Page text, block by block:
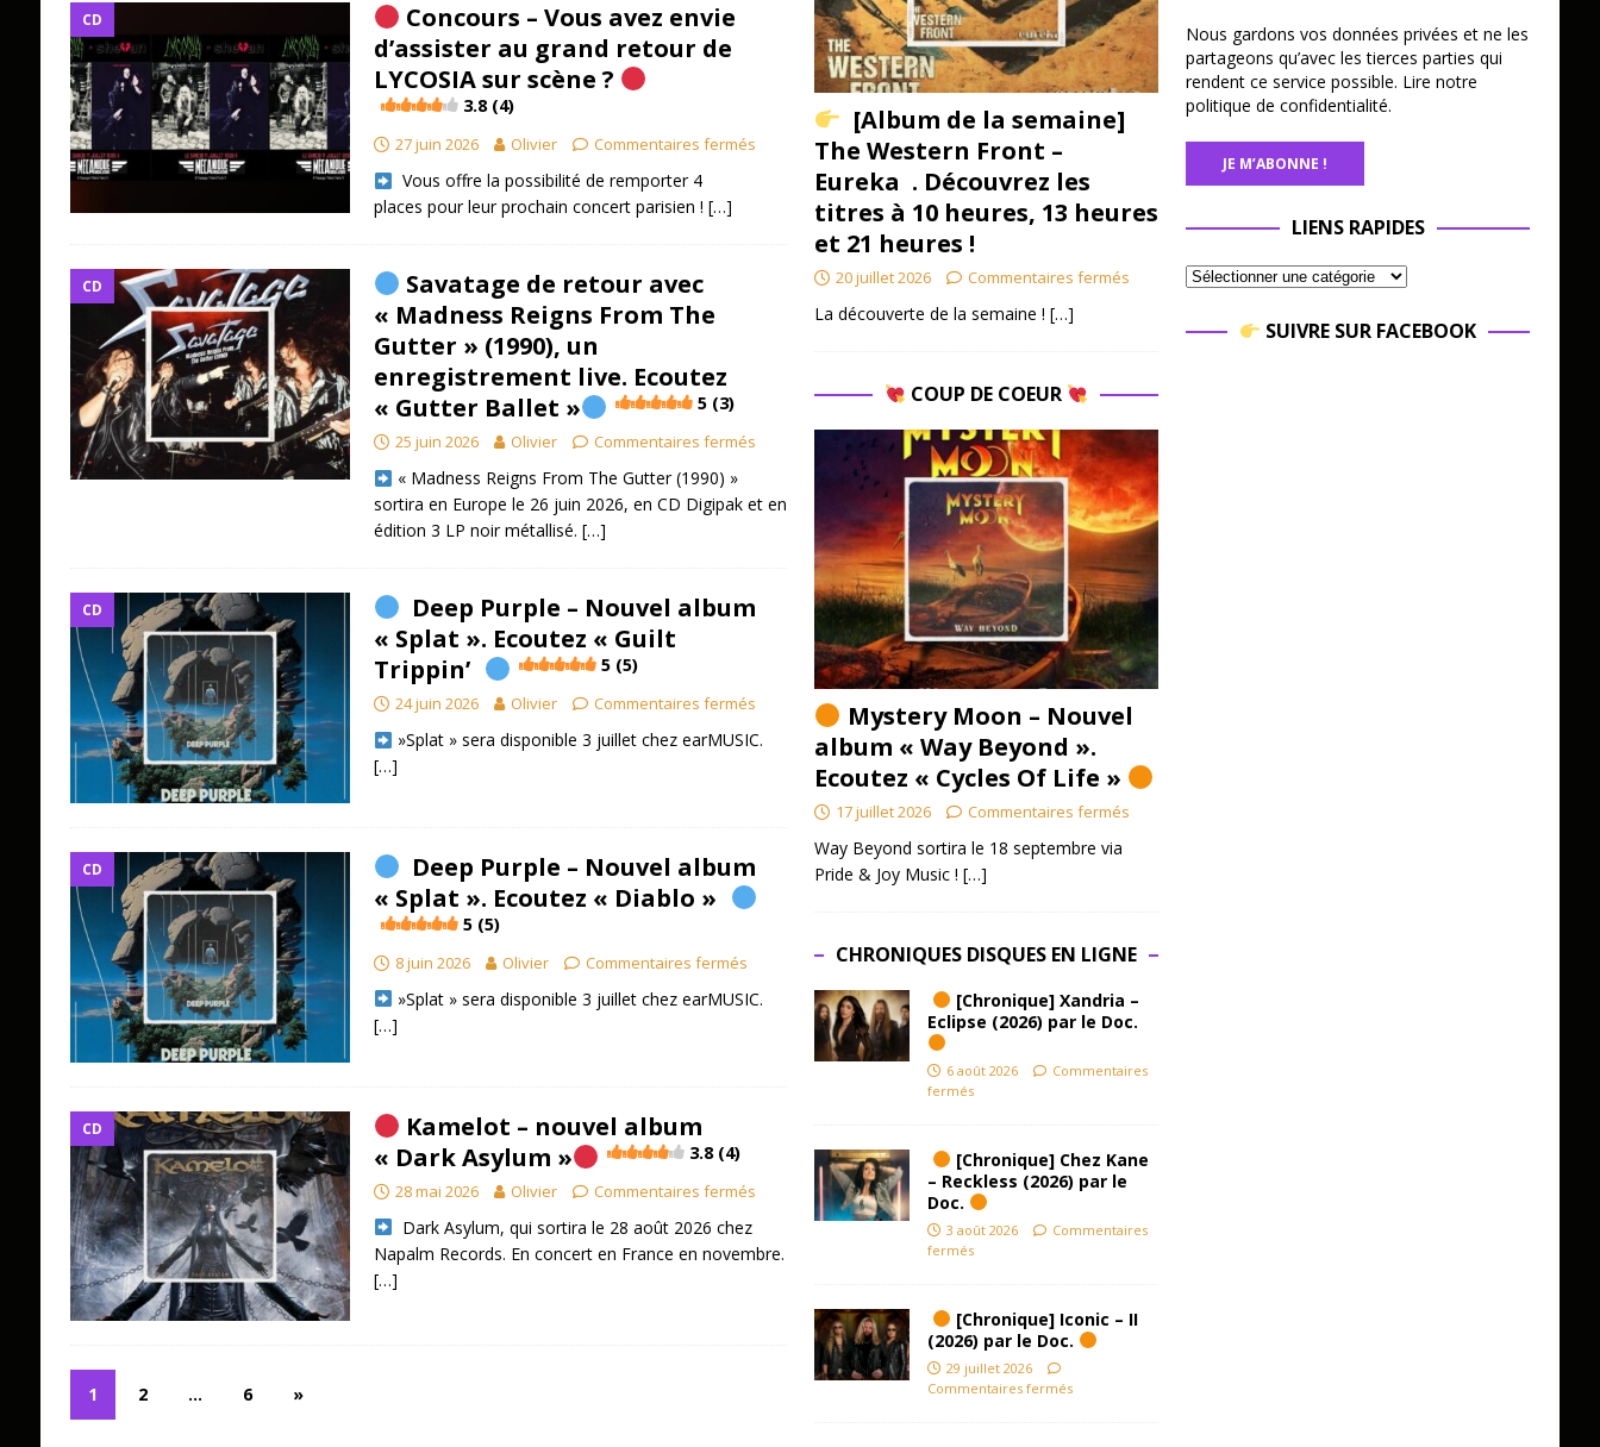
CD
Concours – Vous avez envie
d’assister au grand retour de
LYCOSIA sur scène ?
3.8 (4)
27 juin 2026 Olivier Commentaires fermés
​ Vous offre la possibilité de remporter 4
places pour leur prochain concert parisien ! […]
CD
Savatage de retour avec
« Madness Reigns From The
Gutter » (1990), un
enregistrement live. Ecoutez
« Gutter Ballet »
5 (3)
25 juin 2026 Olivier Commentaires fermés
« Madness Reigns From The Gutter (1990) »
sortira en Europe le 26 juin 2026, en CD Digipak et en
édition 3 LP noir métallisé. […]
CD
Deep Purple – Nouvel album
« Splat ». Ecoutez « Guilt
Trippin’
5 (5)
24 juin 2026 Olivier Commentaires fermés
»Splat » sera disponible 3 juillet chez earMUSIC.
[…]
CD
Deep Purple – Nouvel album
« Splat ». Ecoutez « Diablo »
5 (5)
8 juin 2026 Olivier Commentaires fermés
»Splat » sera disponible 3 juillet chez earMUSIC.
[…]
CD
Kamelot – nouvel album
« Dark Asylum »
3.8 (4)
28 mai 2026 Olivier Commentaires fermés
​ Dark Asylum, qui sortira le 28 août 2026 chez
Napalm Records. En concert en France en novembre.
[…]
1 2 … 6 »
[Album de la semaine]
The Western Front –
Eureka . Découvrez les
titres à 10 heures, 13 heures
et 21 heures !
20 juillet 2026 Commentaires fermés
La découverte de la semaine ! […]
COUP DE COEUR
Mystery Moon – Nouvel
album « Way Beyond ».
Ecoutez « Cycles Of Life »
17 juillet 2026 Commentaires fermés
Way Beyond sortira le 18 septembre via
Pride & Joy Music ! […]
CHRONIQUES DISQUES EN LIGNE
[Chronique] Xandria –
Eclipse (2026) par le Doc.
6 août 2026
Commentaires
fermés
[Chronique] Chez Kane
– Reckless (2026) par le
Doc.
3 août 2026
Commentaires
fermés
[Chronique] Iconic – II
(2026) par le Doc.
29 juillet 2026
Commentaires fermés
Nous gardons vos données privées et ne les
partageons qu’avec les tierces parties qui
rendent ce service possible. Lire notre
politique de confidentialité.
LIENS RAPIDES
SUIVRE SUR FACEBOOK